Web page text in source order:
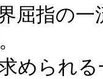
屈指の
められ